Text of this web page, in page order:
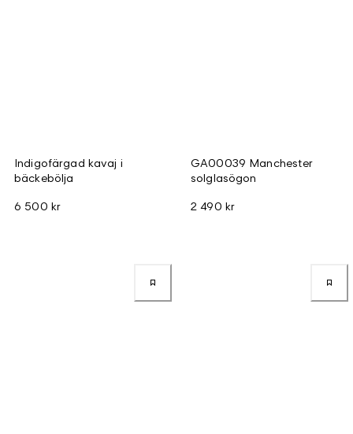
Indigofärgad kavaj i
bäckebölja
6 500 kr
GA00039 Manchester
solglasögon
2 490 kr